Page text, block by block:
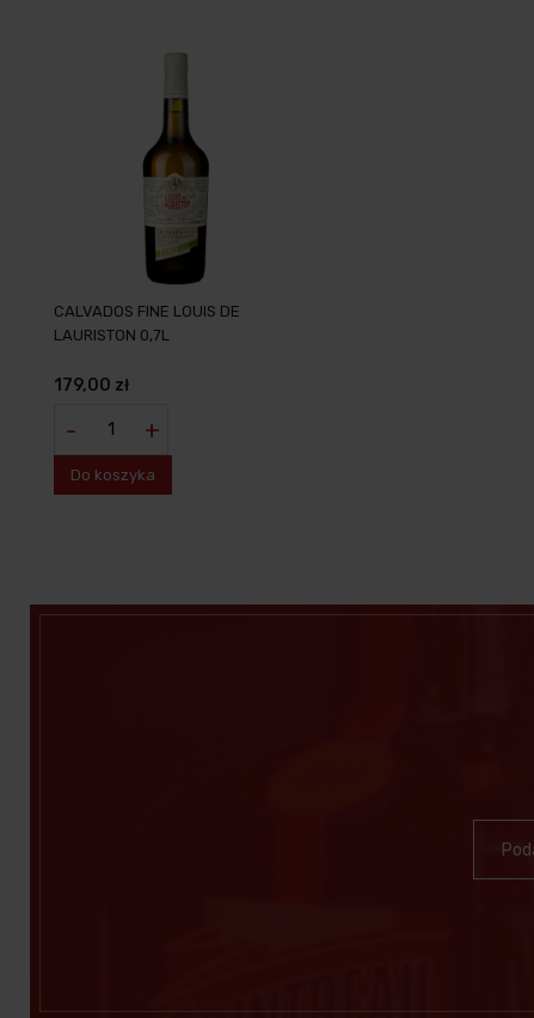
CALVADOS FINE LOUIS DE
LAURISTON 0,7L
179,00 zł
- +
Do koszyka